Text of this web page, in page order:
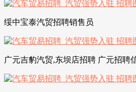
绥中宝泰汽贸招聘销售员
广元吉豹汽贸,东坝店招聘 广元招聘